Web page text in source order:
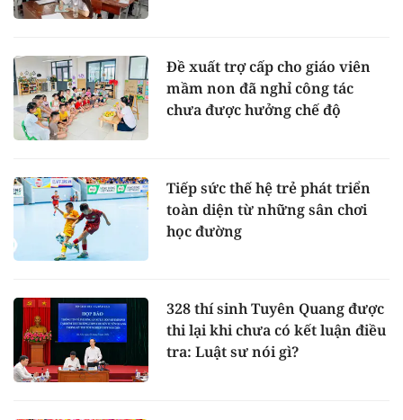
Đề xuất trợ cấp cho giáo viên
mầm non đã nghỉ công tác
chưa được hưởng chế độ
Tiếp sức thế hệ trẻ phát triển
toàn diện từ những sân chơi
học đường
328 thí sinh Tuyên Quang được
thi lại khi chưa có kết luận điều
tra: Luật sư nói gì?